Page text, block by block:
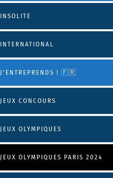
INSOLITE
INTERNATIONAL
J'ENTREPRENDS ! 🇫🇷
JEUX CONCOURS
JEUX OLYMPIQUES
JEUX OLYMPIQUES PARIS 2024